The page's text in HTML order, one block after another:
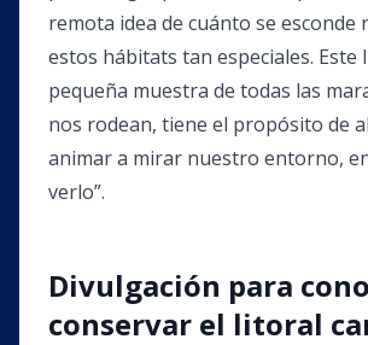
remota idea de cuánto se esconde
estos hábitats tan especiales. Este
pequeña muestra de todas las
nos rodean, tiene el propósito de
animar a mirar nuestro entorno,
verlo”.
Divulgación para
conservar el litoral